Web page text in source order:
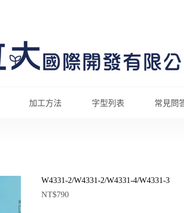
加工方法 字型列表 常見問
W4331-2/W4331-2/W4331-4/W4331-3
NT$790